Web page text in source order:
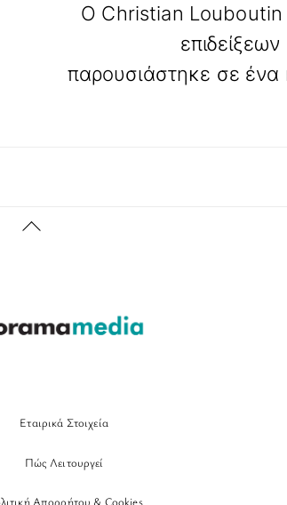
Ο Christian Louboutin
παρουσιάστηκε σε ένα
Back
Εταιρικά Στοιχεία
Πώς Λειτουργεί
Απορρήτου & Cookies